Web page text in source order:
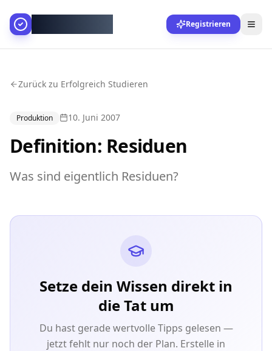
Registrieren
Zurück zu Erfolgreich Studieren
Produktion 10. Juni 2007
Definition: Residuen
Was sind eigentlich Residuen?
Setze dein Wissen direkt in
die Tat um
Du hast gerade wertvolle Tipps gelesen —
jetzt fehlt nur noch der Plan. Erstelle in